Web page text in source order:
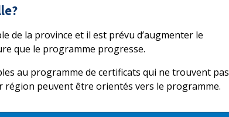
de la province et il est prévu d’augmenter le
que le programme progresse.
au programme de certificats qui ne trouvent pas
région peuvent être orientés vers le programme.